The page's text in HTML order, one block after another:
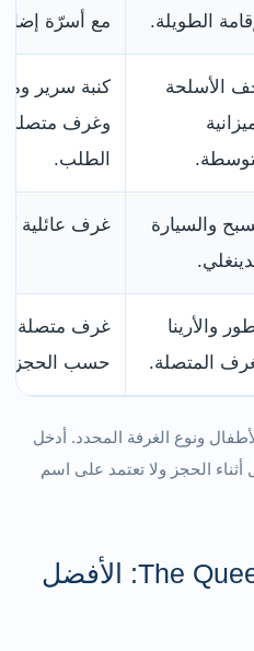
الطويلة.
مع أسرّة
الأسلحة
كنبة سرير
وغرف متصلة
الطلب.
والسيارة
غرف عائلية
والأرينا
المتصلة.
غرف متصلة
حسب الحجز.
ونوع الغرفة المحدد. أدخل
أثناء الحجز ولا تعتمد على اسم
1. The Queens Hotel Leeds: الأفضل